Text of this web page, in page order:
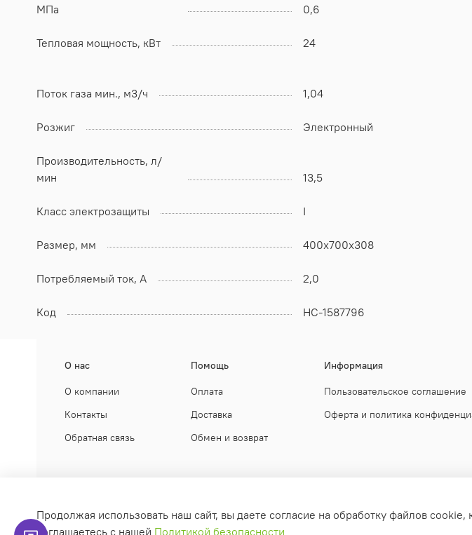
МПа
0,6
Тепловая мощность, кВт 24
Поток газа мин., м3/ч 1,04
Розжиг Электронный
Производительность, л/
мин
13,5
Класс электрозащиты I
Размер, мм 400x700x308
Потребляемый ток, А 2,0
Код НС-1587796
О нас
О компании
Контакты
Обратная связь
Помощь
Оплата
Доставка
Обмен и возврат
Информация
Пользовательское соглашение
Оферта и политика
КЛИМАТ НЕГА
Продолжая использовать наш сайт, вы даете согласие на обработку файлов
соглашаетесь с нашей Политикой безопасности